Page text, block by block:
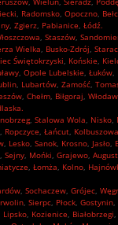
, Radomsko, Opoczno,
, Zgierz, Pabianice, Łódź.
, Staszów,
Wielka, Busko-Zdrój,
Świętokrzyski, Końskie,
, Opole Lubelskie, Łuków,
, Lubartów, Zamość,
, Chełm, Biłgoraj,
, Stalowa Wola, Nisko,
, Ropczyce, Łańcut, Kolbuszowa
, Lesko, Sanok, Krosno, Jasło,
, Sejny, Mońki, Grajewo,
, Łomża, Kolno,
, Sochaczew, Grójec,
, Sierpc, Płock, Gostynin,
Lipsko, Kozienice, Białobrzegi,